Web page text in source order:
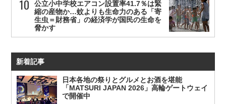
公立小中学校エアコン設置率41.7％は緊
縮の産物か…蚊よりも生命力のある「寄
生虫＝財務省」の経済学が国民の生命を
脅かす
新着記事
日本各地の祭りとグルメとお酒を堪能
「MATSURI JAPAN 2026」高輪ゲートウェイ
で開催中